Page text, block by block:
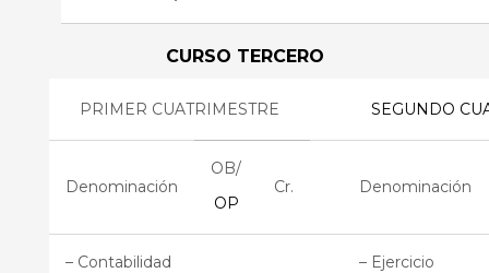
CURSO TERCERO
PRIMER CUATRIMESTRE SEGUNDO
Denominación
OB/
OP
Cr. Denominación
– Contabilidad
– Ejercicio